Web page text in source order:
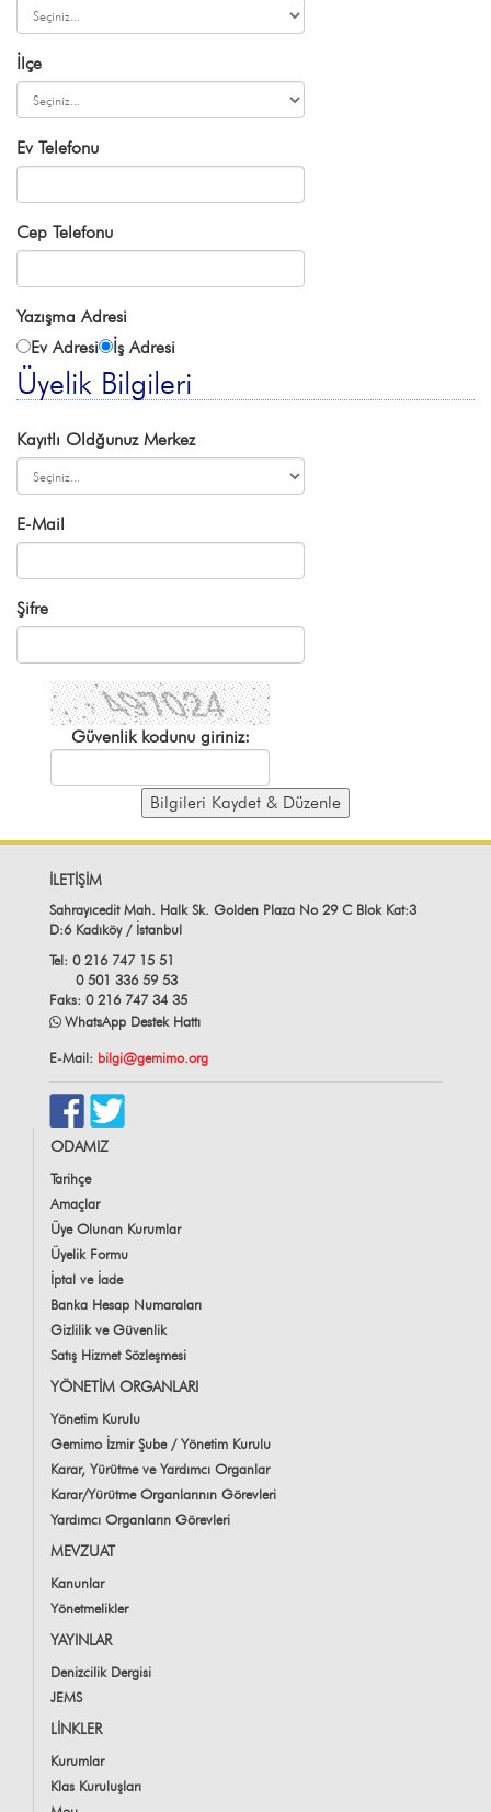
İlçe
Ev Telefonu
Cep Telefonu
Yazışma Adresi
Ev Adresi
İş Adresi
Üyelik Bilgileri
Kayıtlı Oldğunuz Merkez
E-Mail
Şifre
Güvenlik kodunu giriniz:
İLETİŞİM
Sahrayıcedit Mah. Halk Sk. Golden Plaza No 29 C Blok Kat:3
D:6 Kadıköy / İstanbul
Tel: 0 216 747 15 51
0 501 336 59 53
Faks: 0 216 747 34 35
WhatsApp Destek Hattı
E-Mail: bilgi@gemimo.org
ODAMIZ
Tarihçe
Amaçlar
Üye Olunan Kurumlar
Üyelik Formu
İptal ve İade
Banka Hesap Numaraları
Gizlilik ve Güvenlik
Satış Hizmet Sözleşmesi
YÖNETİM ORGANLARI
Yönetim Kurulu
Gemimo İzmir Şube / Yönetim Kurulu
Karar, Yürütme ve Yardımcı Organlar
Karar/Yürütme Organlarının Görevleri
Yardımcı Organların Görevleri
MEVZUAT
Kanunlar
Yönetmelikler
YAYINLAR
Denizcilik Dergisi
JEMS
LİNKLER
Kurumlar
Klas Kuruluşları